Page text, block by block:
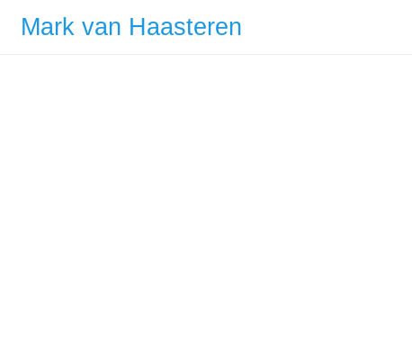
Mark van Haasteren